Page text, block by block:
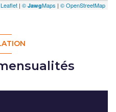
Leaflet | © JawgMaps | © OpenStreetMap